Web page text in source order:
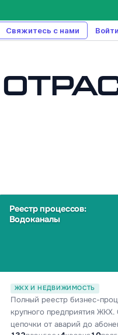
Свяжитесь с нами Войти
Реестр процессов:
Водоканалы
ЖКХ И НЕДВИЖИМОСТЬ
Полный реестр бизнес-
крупного предприятия
цепочки от аварий до